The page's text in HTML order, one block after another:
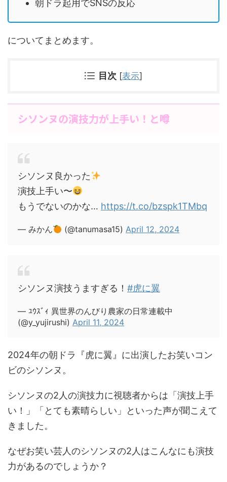
朝ドラ起用でSNSの反応
についてまとめます。
目次 [表示]
シソンヌの演技力が上手い！と噂
シソンヌ良かった
演技上手い〜
もうでないのかな… https://t.co/bzspk1TMbq
— みかん (@tanumasa15)April 12, 2024
シソンヌ演技うますぎる！ #虎に翼
— ﾕｳｽﾞｨ 異世界のんびり農家の日常連載中
(@y_yujirushi) April 11, 2024
2024年の朝ドラ『虎に翼』に出演したお笑いコン
ビのシソンヌ。
シソンヌの2人の演技力に視聴者からは「演技上手
い！」「とても素晴らしい」といった声が聞こえて
きました。
なぜお笑い芸人のシソンヌの2人はこんなにも演技
力があるのでしょうか？